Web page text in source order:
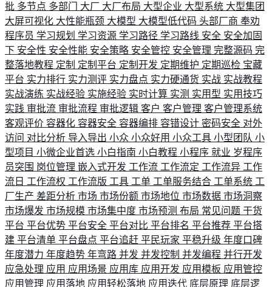
批 多节点 多部门 大厂 大厂布局 大型企业 大型系统 大型集团
大屏可视化 大性能瓶颈 大模型 大模型低代码 头部厂商 奉劝
程序员 学习规划 学习资源 学习路径 学习路线 安全 安全加固
下 安全性 安全性能 安全策略 安全管控 安全管理 完整源码 完
整落地教程 定制 定制平台 定制开发 定期维护 定期巡检 宝藏
平台 实力排行 实力测评 实力盘点 实力硬通货 实战 实战教程
实战演练 实战经验 实施经验 实时计算 实测 实用型 实用技巧
实践 审批流 审批流程 审批逻辑 客户 客户管理 客户管理系统
客观评价 容器化 容器安全 容器编排 容错设计 密码安全 对外
访问 对比分析 导入导出 小众 小众好用 小众工具 小型团队 小
型项目 小微企业首选 小白指南 小白教程 小程序 就业 岁程序
员突围 岗位管理 嵌入式开发 工作流 工作流定 工作流异 工作
流日 工作流权 工作流版 工具 工单 工单服务结合 工单系统 工
厂生产 差距分析 市场 市场份额 市场地位 市场数据 市场洞察
市场爆发 市场规模 市场集中度 市场预测 布局 常见问题 干货
平台 平台优势 平台安全 平台对比 平台排名 平台推荐 平台搭
建 平台清单 平台盘点 平台追赶 平民玩家 平稳升级 年度口碑
年度潜力 年度趋势 年弯路 并发 并发控制 并发编程 并行开发
应急处理 应用 应用场景 应用库 应用开发 应用模板 应用管控
应用管理 应用落地 应用轻松落地 应用迭代 底层原理 底层逻